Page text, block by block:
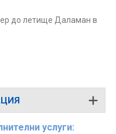
до летище Даламан в
услуги: